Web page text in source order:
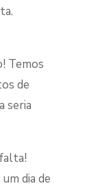
Temos
de
seria
dia de